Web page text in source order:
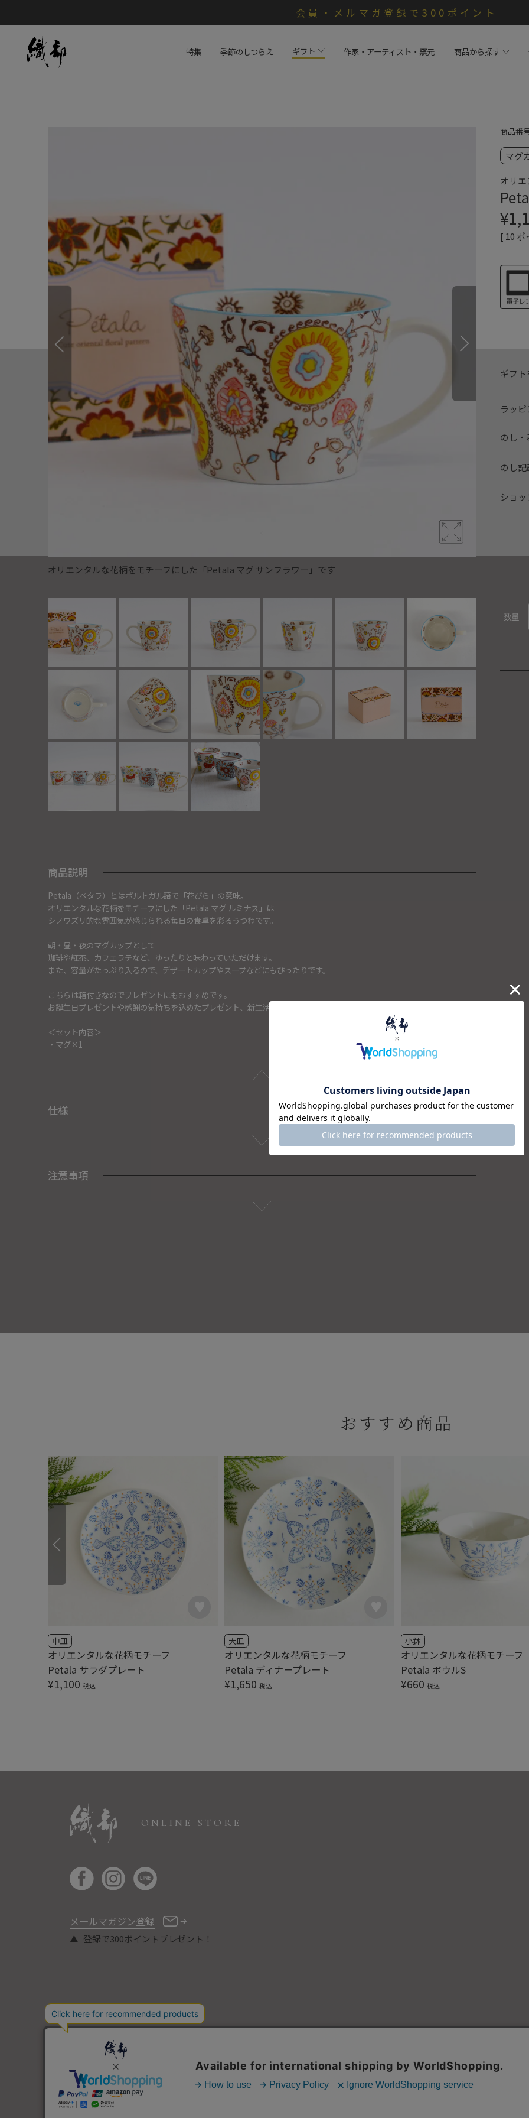
会員・メルマガ登録で300ポイント
特集 季節のしつらえ ギフト 作家・アーティスト・窯元 商品から探す
オリエンタルな花柄をモチーフにした「Petala マグ サンフラワー」です
商品説明
Petala（ペタラ）とはポルトガル語で「花びら」の意味。
オリエンタルな花柄をモチーフにした「Petala マグ ルミナス」は
シノワズリ的な雰囲気が感じられる毎日の食卓を彩るうつわです。
朝・昼・夜のマグカップとして
珈琲や紅茶、カフェラテなど、ゆったりと味わっていただけます。
また、容量がたっぷり入るので、デザートカップやスープなどにもぴったりです。
こちらは箱付きなのでプレゼントにもおすすめです。
お誕生日プレゼントや感謝の気持ちを込めたプレゼント、新生活を始める方への贈り物にいかがでしょうか。
＜セット内容＞
・マグ×1
仕様
注意事項
商品番
マグ
オリ
¥
[ 10 ポ
ギフ
ラッ
のし・
のし記
ショ
数量
おすすめ商品
Petala サラダプレート
中皿
¥1,100 税込
オリエンタルな花柄モチーフ
Petala ディナープレート
大皿
¥1,650 税込
オリエンタルな花柄モチーフ
Petala ボウルS
小鉢
¥660 税込
オリエンタルな花柄モチーフ
ONLINE STORE
メールマガジン登録
登録で300ポイントプレゼント！
COPYRIGHT © ORIBE ALL RIGHTS RESERVED.